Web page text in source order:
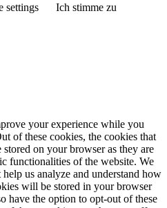
settings Ich stimme zu
your experience while you
of these cookies, the cookies that
stored on your browser as they are
functionalities of the website. We
us analyze and understand how
will be stored in your browser
have the option to opt-out of these